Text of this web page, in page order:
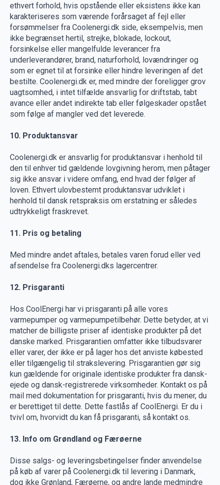
ethvert forhold, hvis opstående eller eksistens ikke kan
karakteriseres som værende forårsaget af fejl eller
forsømmelser fra Coolenergi.dk side, eksempelvis, men
ikke begrænset hertil, strejke, blokade, lockout,
forsinkelse eller mangelfulde leverancer fra
underleverandører, brand, naturforhold, lovændringer og
som er egnet til at forsinke eller hindre leveringen af det
bestilte. Coolenergi.dk er, med mindre der foreligger grov
uagtsomhed, i intet tilfælde ansvarlig for driftstab, tabt
avance eller andet indirekte tab eller følgeskader opstået
som følge af mangler ved det leverede.
10. Produktansvar
Coolenergi.dk er ansvarlig for produktansvar i henhold til
den til enhver tid gældende lovgivning herom, men påtager
sig ikke ansvar i videre omfang, end hvad der følger af
loven. Ethvert ulovbestemt produktansvar udviklet i
henhold til dansk retspraksis om erstatning er således
udtrykkeligt fraskrevet.
11. Pris og betaling
Med mindre andet aftales, betales varen forud eller ved
afsendelse fra Coolenergi.dks lagercentrer.
12. Prisgaranti
Hos CoolEnergi har vi prisgaranti på alle vores
varmepumper og varmepumpetilbehør. Dette betyder, at vi
matcher de billigste priser af identiske produkter på det
danske marked. Prisgarantien omfatter ikke tilbudsvarer
eller varer, der ikke er på lager hos det anviste købested
eller tilgængelig til strakslevering. Prisgarantien gør sig
kun gældende for originale identiske produkter fra dansk-
ejede og dansk-registrerede virksomheder. Kontakt os på
mail med dokumentation for prisgaranti, hvis du mener, du
er berettiget til dette. Dette fastlås af CoolEnergi. Er du i
tvivl om, hvorvidt du kan få prisgaranti, så kontakt os.
13. Info om Grøndland og Færøerne
Disse salgs- og leveringsbetingelser finder anvendelse
på køb af varer på Coolenergi.dk til levering i Danmark,
dog ikke Grønland, Færøerne, og andre lande medmindre